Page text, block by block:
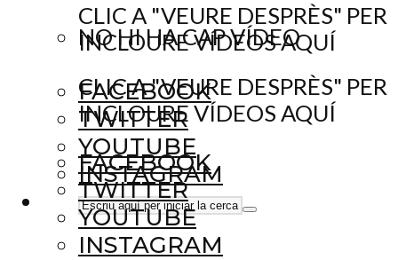
CLIC A "VEURE DESPRÈS" PER
INCLOURE VÍDEOS AQUÍ
FACEBOOK
TWITTER
YOUTUBE
INSTAGRAM
NO HI HA CAP VÍDEO
CLIC A "VEURE DESPRÈS" PER
INCLOURE VÍDEOS AQUÍ
FACEBOOK
TWITTER
YOUTUBE
INSTAGRAM